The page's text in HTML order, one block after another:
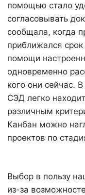
помощью стало
согласовывать
сообщала, когда
приближался
помощи
одновременно
кого они сейчас.
СЭД легко
различным
Канбан можно
проектов по
Выбор в пользу
из-за